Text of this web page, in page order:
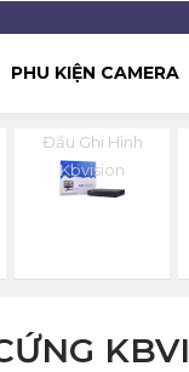
PHU KIỆN CAMERA
Đầu Ghi Hình
Kbvision